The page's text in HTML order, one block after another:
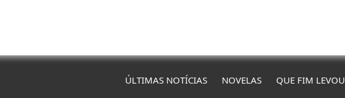
ÚLTIMAS NOTÍCIAS NOVELAS QUE FIM LEVOU